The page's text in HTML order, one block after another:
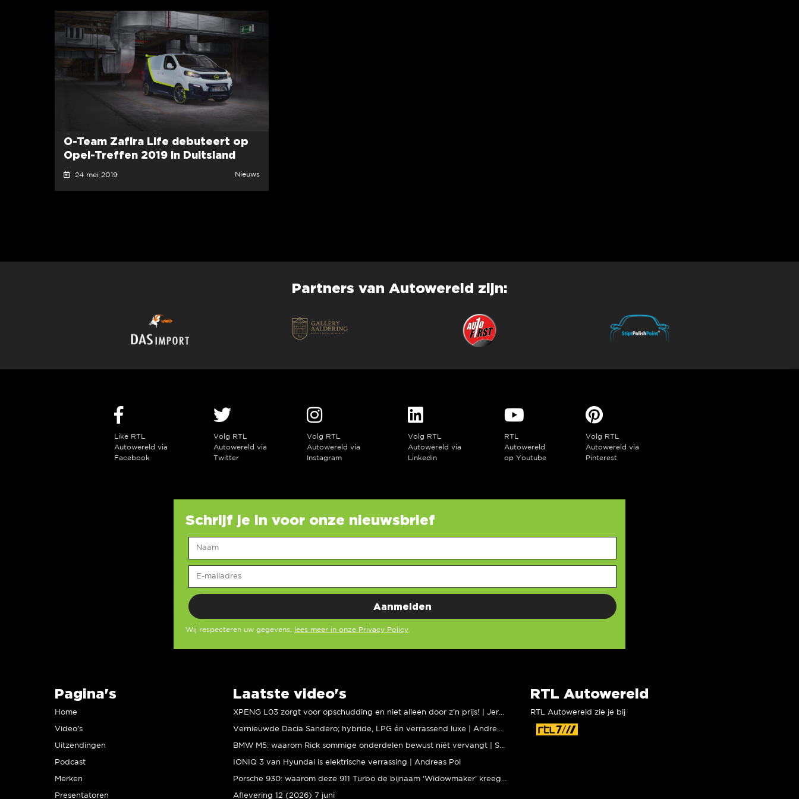
O-Team Zafira Life debuteert op
Opel-Treffen 2019 in Duitsland
24 mei 2019 Nieuws
Partners van Autowereld zijn:
Like RTL
Autowereld via
Facebook
Volg RTL
Autowereld via
Twitter
Volg RTL
Autowereld via
Instagram
Volg RTL
Autowereld via
Linkedin
RTL
Autowereld
op Youtube
Volg RTL
Autowereld via
Pinterest
Schrijf je in voor onze nieuwsbrief
Wij respecteren uw gegevens, lees meer in onze Privacy Policy
Pagina's
Home
Video’s
Uitzendingen
Podcast
Merken
Presentatoren
Laatste video's
IONIQ 3 van Hyundai is elektrische verrassing | Andreas Pol
Aflevering 12 (2026) 7 juni
RTL Autowereld
RTL Autowereld zie je bij